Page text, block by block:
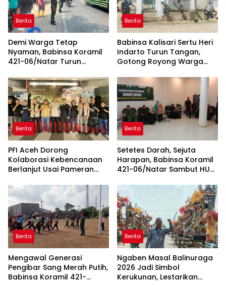
Berita
Demi Warga Tetap
Nyaman, Babinsa Koramil
421-06/Natar Turun
Depan Masjid Baiturrohim
Berita
Babinsa Kalisari Sertu Heri
Indarto Turun Tangan,
Gotong Royong Warga
Miftahussalam
Berita
PFI Aceh Dorong
Kolaborasi Kebencanaan
Berlanjut Usai Pameran
Berita
Setetes Darah, Sejuta
Harapan, Babinsa Koramil
421-06/Natar Sambut HUT
Inten
Berita
Mengawal Generasi
Pengibar Sang Merah Putih,
Babinsa Koramil 421-
Berita
Ngaben Masal Balinuraga
2026 Jadi Simbol
Kerukunan, Lestarikan